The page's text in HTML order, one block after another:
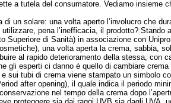
a tutela del consumatore. Vediamo insieme
un solare: una volta aperto l’involucro che
pena l’inefficacia, il prodotto? Stando
Superiore di Sanità) in associazione con
una volta aperta la crema, sabbia,
al rapido deterioramento della stessa, con
gli esperti ci danno è quello di cambiare crema
sui tubi di crema viene stampato un simbolo
after opening), il quale indica il periodo
nel tempo della crema dopo